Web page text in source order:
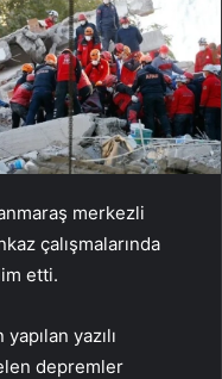
merkezli
çalışmalarında
etti.
yazılı
depremler